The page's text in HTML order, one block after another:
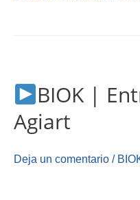
BIOK |
Agiart
Deja un comentario /